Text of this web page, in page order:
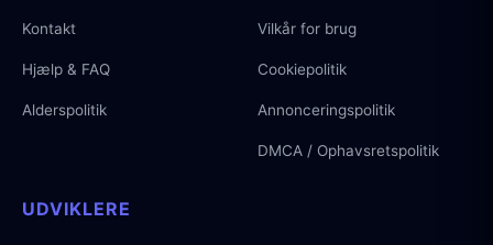
Kontakt
Hjælp & FAQ
Alderspolitik
Vilkår for brug
Cookiepolitik
Annonceringspolitik
DMCA / Ophavsretspolitik
UDVIKLERE